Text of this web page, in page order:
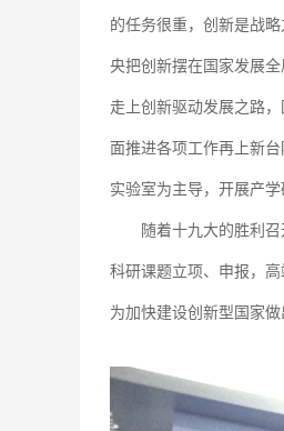
的任务很重，创新是战
央把创新摆在国家发展
走上创新驱动发展之路
面推进各项工作再上新
实验室为主导，开展产
随着十九大的胜利
科研课题立项、申报，
为加快建设创新型国家做